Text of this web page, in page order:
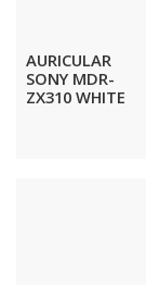
AURICULAR
SONY MDR-
ZX310 WHITE